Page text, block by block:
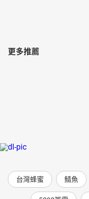
更多推薦
台灣蜂蜜 鯖魚